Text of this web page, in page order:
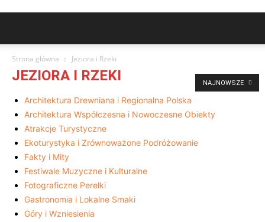
Strona główna Jeziora i Rzeki
JEZIORA I RZEKI
Architektura Drewniana i Regionalna Polska
Architektura Współczesna i Nowoczesne Obiekty
Atrakcje Turystyczne
Ekoturystyka i Zrównoważone Podróżowanie
Fakty i Mity
Festiwale Muzyczne i Kulturalne
Fotograficzne Perełki
Gastronomia i Lokalne Smaki
Góry i Wzniesienia
NAJNOWSZE